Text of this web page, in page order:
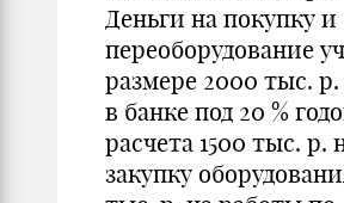
Деньги на покупку и
переоборудование
размере 2000 тыс.
в банке под 20 %
расчета 1500 тыс. р.
закупку